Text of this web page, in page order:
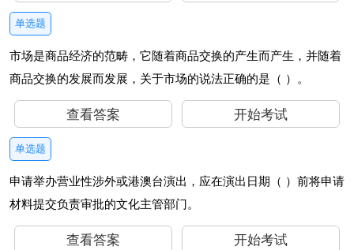
单选题
市场是商品经济的范畴，它随着商品交换的产生而产生，并随着
商品交换的发展而发展，关于市场的说法正确的是（ ）。
查看答案 开始考试
单选题
申请举办营业性涉外或港澳台演出，应在演出日期（ ）前将申请
材料提交负责审批的文化主管部门。
查看答案 开始考试